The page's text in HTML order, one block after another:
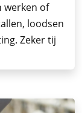
werken of
loodsen
Zeker tij